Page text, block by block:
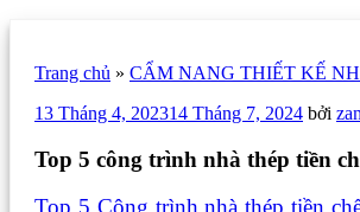
Trang chủ » CẨM NANG THIẾT KẾ
Đăng
13 Tháng 4, 202314 Tháng 7, 2024 bởi
Top 5 công trình nhà thép tiền